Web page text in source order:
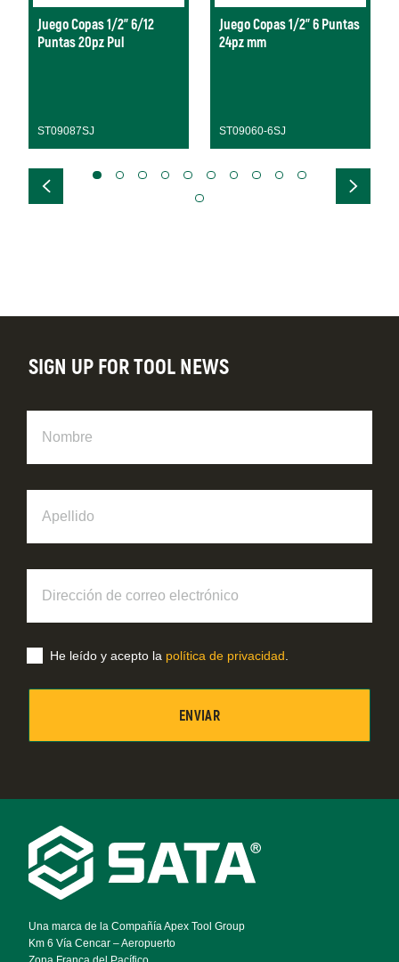
Juego Copas 1/2" 6/12
Puntas 20pz Pul
ST09087SJ
Juego Copas 1/2" 6 Puntas
24pz mm
ST09060-6SJ
Footer
Navigation
Una marca de la Compañía Apex Tool Group
Km 6 Vía Cencar – Aeropuerto
SIGN UP FOR TOOL NEWS
correo
electrónico
He leído y acepto la política de privacidad